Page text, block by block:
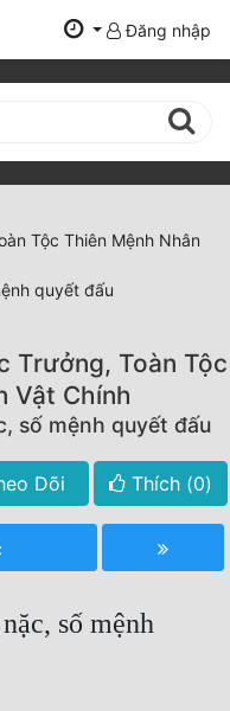
Đăng nhập
Tộc Thiên Mệnh Nhân
quyết đấu
Trưởng, Toàn Tộc
Vật Chính
số mệnh quyết đấu
Dõi Thích (0)
số mệnh